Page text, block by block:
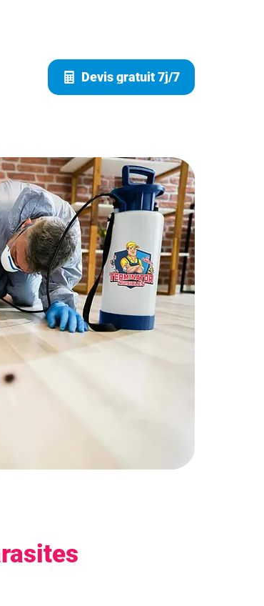
Devis gratuit 7j/7